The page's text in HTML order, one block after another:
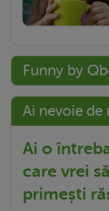
Funny by
Ai nevoie de
Ai o
care vrei să
primești